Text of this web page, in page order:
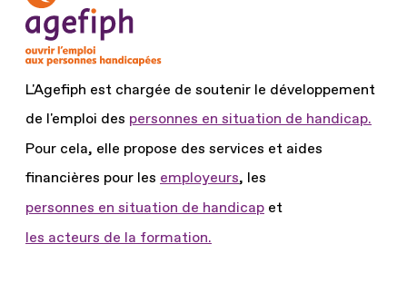
L'Agefiph est chargée de soutenir le développement
de l'emploi des personnes en situation de handicap.
Pour cela, elle propose des services et aides
financières pour les employeurs, les
personnes en situation de handicap et
les acteurs de la formation.